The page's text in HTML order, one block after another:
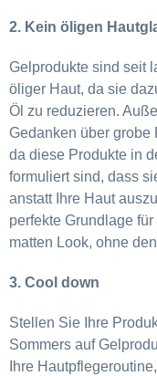
2. Kein öligen
Gelprodukte sind seit
öliger Haut, da sie
Öl zu reduzieren.
Gedanken über grobe
da diese Produkte in
formuliert sind, dass
anstatt Ihre Haut
perfekte Grundlage
matten Look, ohne
3. Cool down
Stellen Sie Ihre
Sommers auf
Ihre